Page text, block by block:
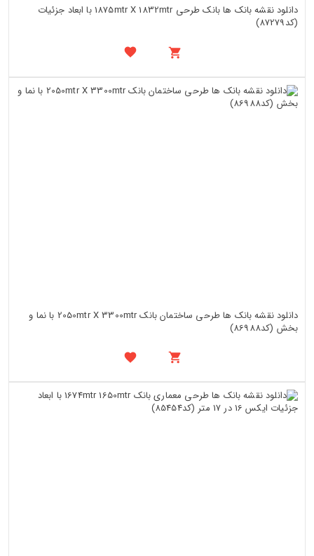
دانلود نقشه بانک ها بانک طرحی 1875mtr X 1832mtr با ابعاد جزئیات
(کد87279)
دانلود نقشه بانک ها طرحی ساختمان بانک 2050mtr X 3300mtr با نما و
بخش (کد86988)